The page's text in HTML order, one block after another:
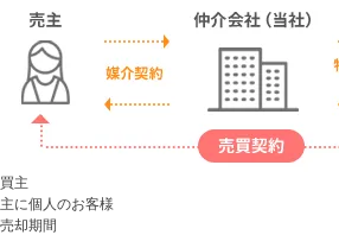
買主
主に個人のお客様
売却期間